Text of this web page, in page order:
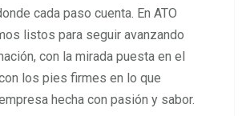
cada paso cuenta. En ATO
listos para seguir avanzando
con la mirada puesta en el
los pies firmes en lo que
hecha con pasión y sabor.